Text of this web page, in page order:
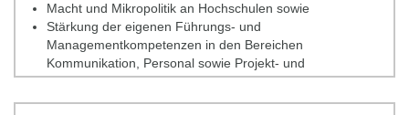
Macht und Mikropolitik an Hochschulen sowie
Stärkung der eigenen Führungs- und
Managementkompetenzen in den Bereichen
Kommunikation, Personal sowie Projekt- und
Zeitmanagement.